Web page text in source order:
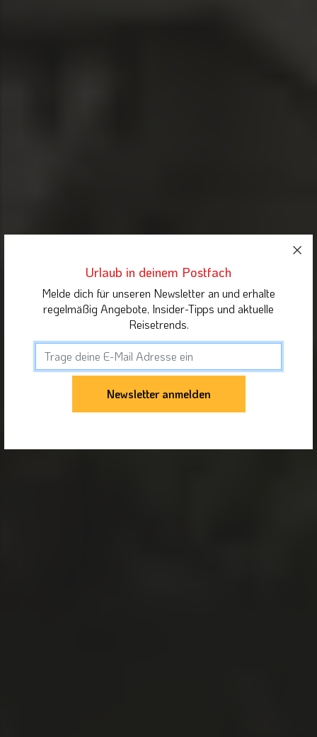
Urlaub in deinem Postfach
Melde dich für unseren Newsletter an und erhalte
regelmäßig Angebote, Insider-Tipps und aktuelle
Reisetrends.